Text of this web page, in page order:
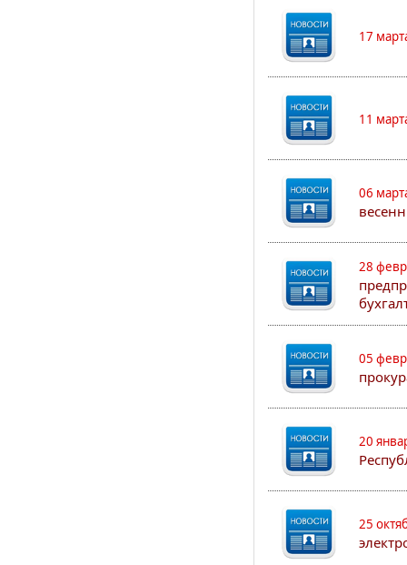
17
11
06
28
05
20
25